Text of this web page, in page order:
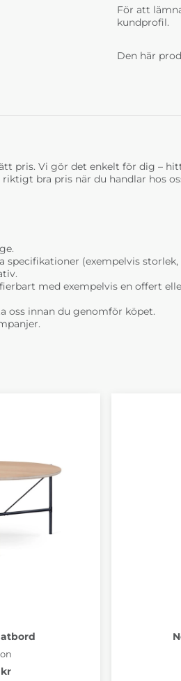
För att
kundprofil.
Den här
Vi gör det enkelt för dig –
bra pris när du handlar hos
(exempelvis
med exempelvis en offert
oss innan du genomför köpet.